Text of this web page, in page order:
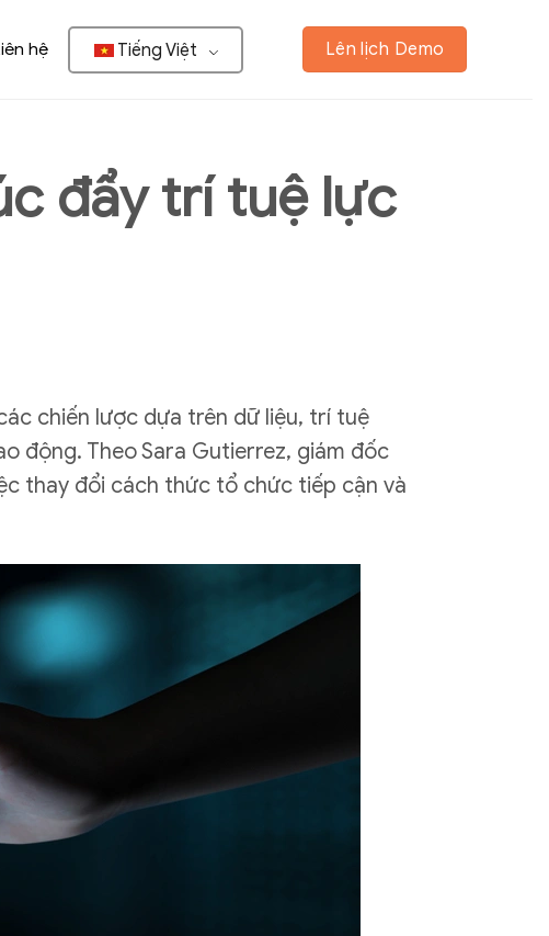
hệ Tiếng Việt Lên lịch Demo
đẩy trí tuệ lực
chiến lược dựa trên dữ liệu, trí tuệ
động. Theo Sara Gutierrez, giám đốc
thay đổi cách thức tổ chức tiếp cận và